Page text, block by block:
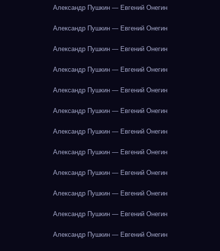
Александр Пушкин — Евгений Онегин
Александр Пушкин — Евгений Онегин
Александр Пушкин — Евгений Онегин
Александр Пушкин — Евгений Онегин
Александр Пушкин — Евгений Онегин
Александр Пушкин — Евгений Онегин
Александр Пушкин — Евгений Онегин
Александр Пушкин — Евгений Онегин
Александр Пушкин — Евгений Онегин
Александр Пушкин — Евгений Онегин
Александр Пушкин — Евгений Онегин
Александр Пушкин — Евгений Онегин